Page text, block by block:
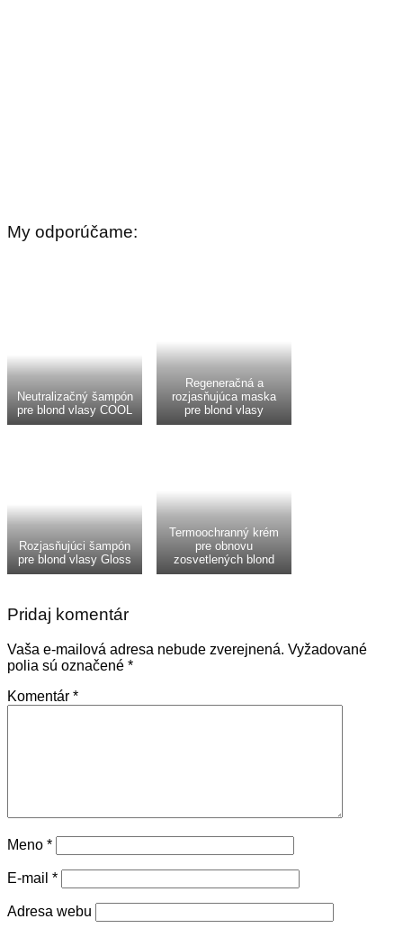
My odporúčame:
Neutralizačný šampón
pre blond vlasy COOL
Regeneračná a
rozjasňujúca maska
pre blond vlasy
Rozjasňujúci šampón
pre blond vlasy Gloss
Termoochranný krém
pre obnovu
zosvetlených blond
Pridaj komentár
Vaša e-mailová adresa nebude zverejnená. Vyžadované
polia sú označené *
Komentár *
Meno *
E-mail *
Adresa webu